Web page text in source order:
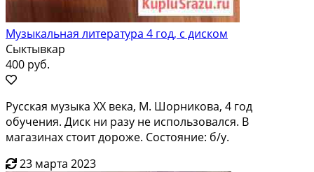
Музыкальная литература 4 год, с диском
Сыктывкар
400 руб.
Русская музыка ХХ века, М. Шорникова, 4 год
обучения. Диск ни разу не использовался. В
магазинах стоит дороже. Состояние: б/у.
23 марта 2023